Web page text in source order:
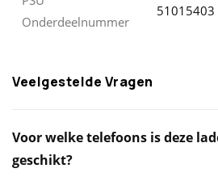
Onderdeelnummer
51015403
Veelgestelde Vragen
Voor welke telefoons is deze
geschikt?